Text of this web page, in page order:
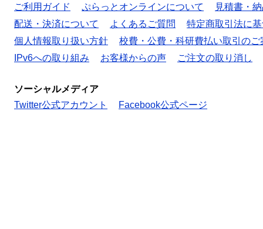
ご利用ガイド ぷらっとオンラインについて
見積書・
配送・決済について
よくあるご質問
特定商取引法に
個人情報取り扱い方針
校費・公費・科研費払い取引のご
IPv6への取り組み
お客様からの声 ご注文の取り消し
ソーシャルメディア
Twitter公式アカウント
Facebook公式ページ